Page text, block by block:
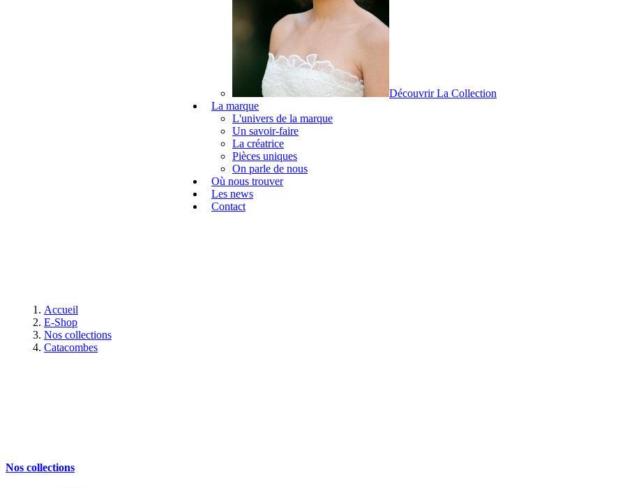
Découvrir La Collection
La marque
L'univers de la marque
Un savoir-faire
La créatrice
Pièces uniques
On parle de nous
Où nous trouver
Les news
Contact
Accueil
E-Shop
Nos collections
Catacombes
Nos collections